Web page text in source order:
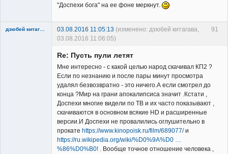
"Доспехи бога" на ее фоне меркнут.
91
03.08.2016 11:05:13 (изменено: дзюбей китагава,
03.08.2016 11:06:05)
Re: Пусть пули летят
Мне интересно - с какой целью народ скачивал КП2 ?
Если по незнанию и после пары минут просмотра
удалял безвозвратно - это ничего.А если смотрел до
конца ?Мир на грани апокалипсиса значит .Кстати ,
Доспехи многие видели по ТВ и их часто показывают ,
скачиваются в основном всякие HD и расширенные
версии.И Доспехи не провалились оглушительно в
прокате https://www.kinopoisk.ru/film/689077/и
https://ru.wikipedia.org/wiki/%D0%9A%D0 …
%86%D0%B0! . Вообще точное отношение человека ,